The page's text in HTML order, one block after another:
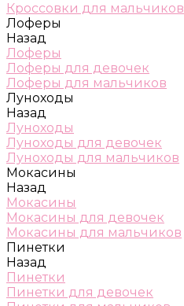
Кроссовки для мальчиков
Лоферы
Назад
Лоферы
Лоферы для девочек
Лоферы для мальчиков
Луноходы
Назад
Луноходы
Луноходы для девочек
Луноходы для мальчиков
Мокасины
Назад
Мокасины
Мокасины для девочек
Мокасины для мальчиков
Пинетки
Назад
Пинетки
Пинетки для девочек